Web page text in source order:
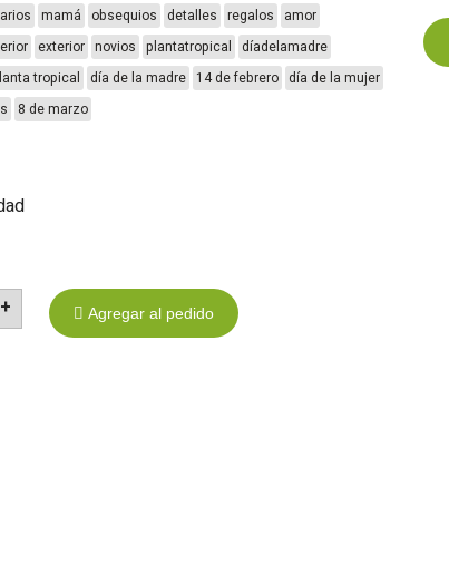
mamá obsequios detalles regalos
amor
exterior novios plantatropical díadelamadre
tropical día de la madre 14 de febrero día de la mujer
8 de marzo
+ Agregar al pedido